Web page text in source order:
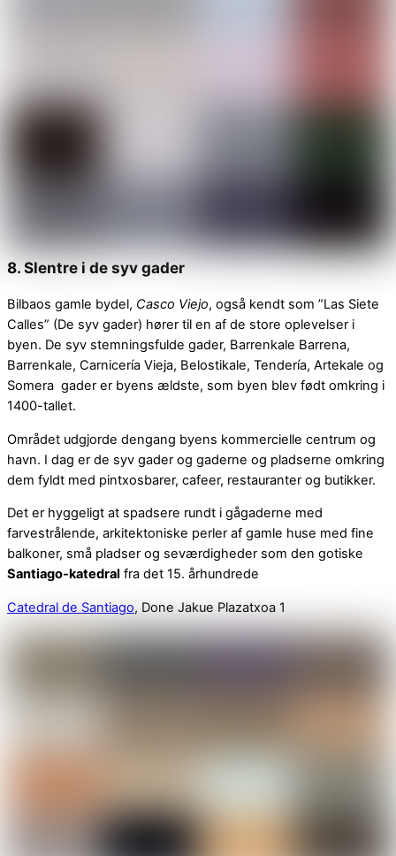
8. Slentre i de syv gader
Bilbaos gamle bydel, Casco Viejo, også kendt som ”Las Siete
Calles” (De syv gader) hører til en af de store oplevelser i
byen. De syv stemningsfulde gader, Barrenkale Barrena,
Barrenkale, Carnicería Vieja, Belostikale, Tendería, Artekale og
Somera gader er byens ældste, som byen blev født omkring i
1400-tallet.
Området udgjorde dengang byens kommercielle centrum og
havn. I dag er de syv gader og gaderne og pladserne omkring
dem fyldt med pintxosbarer, cafeer, restauranter og butikker.
Det er hyggeligt at spadsere rundt i gågaderne med
farvestrålende, arkitektoniske perler af gamle huse med fine
balkoner, små pladser og seværdigheder som den gotiske
Santiago-katedral fra det 15. århundrede
Catedral de Santiago, Done Jakue Plazatxoa 1